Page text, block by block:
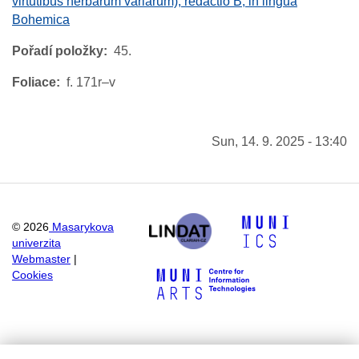
Bohemica
Pořadí položky 45.
Foliace f. 171r–v
Sun, 14. 9. 2025 - 13:40
© 2026 Masarykova
univerzita
Webmaster
Cookies